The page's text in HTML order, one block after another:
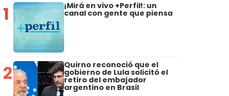
1 ¡Mirá en vivo +Perfil!: un
canal con gente que piensa
2 Quirno reconoció que el
gobierno de Lula solicitó el
retiro del embajador
argentino en Brasil